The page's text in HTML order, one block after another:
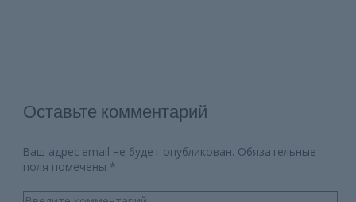
Оставьте комментарий
Ваш адрес email не будет опубликован. Обязательные
поля помечены *
Введите